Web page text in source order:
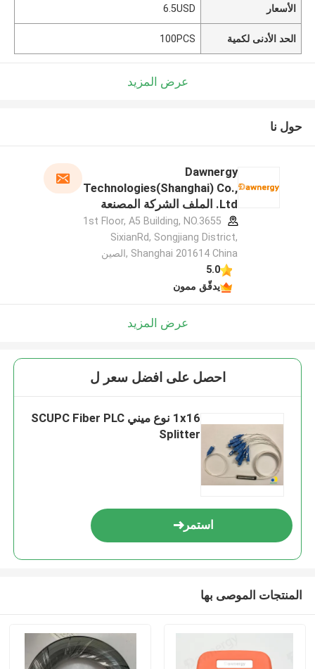
الأسعار 6.5USD
الحد الأدنى لكمية 100PCS
عرض المزيد
حول نا
Dawnergy
Technologies(Shanghai) Co.,
Ltd. الملف الشركة المصنعة
1st Floor, A5 Building, NO.3655
SixianRd, Songjiang District,
Shanghai 201614 China ,الصين
5.0
يدقّق ممون
عرض المزيد
احصل على افضل سعر ل
1x16 نوع ميني SCUPC Fiber PLC
Splitter
استمر
المنتجات الموصى بها